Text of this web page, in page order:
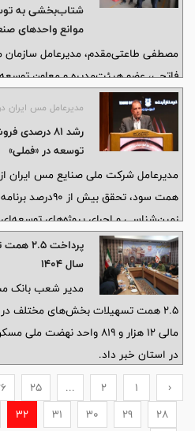
شتاب‌بخشی به
موانع واحدهای
مصطفی طاعتی‌مقدم، مدیرعامل سازمان
فاتحی، عضو هیئت‌مدیره و معاون
عباس صابر، مدیر عامل شرکت شهرک
مدیران حوزه اقتصادی سازمان، با
دوک» و «سعدی سیلندر» بازدید کردند و
روند فعالیت آن‌ها قرار گرفتند.
مدیرعامل مس ایران
توسعه در «فملی»
خبر داد و گفت: این دستاوردها، شرکت
جهش تولید، توسعه پایدار و ارتقای
سال ۱۴۰۴
مدیر شعب بانک
مالی ۱۲ هزار و ۸۱۹ واحد
در استان خبر داد.
‹
1
2
...
25
28
29
30
31
32